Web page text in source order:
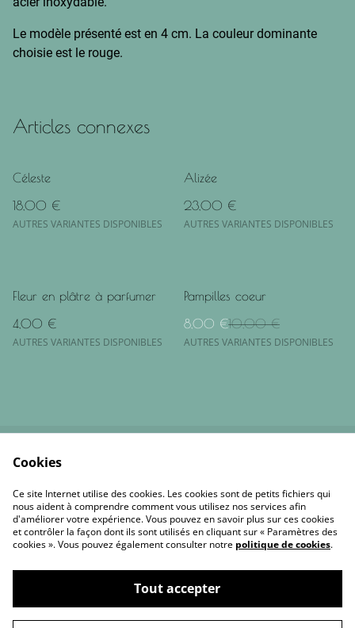
Le modèle présenté est en 4 cm. La couleur dominante
choisie est le rouge.
Articles connexes
Céleste
18,00 €
AUTRES VARIANTES DISPONIBLES
Alizée
23,00 €
AUTRES VARIANTES DISPONIBLES
Fleur en plâtre à parfumer
4,00 €
AUTRES VARIANTES DISPONIBLES
%
Pampilles coeur
8,00 €10,00 €
AUTRES VARIANTES DISPONIBLES
confidentialité
©2026Joan Home Création
Cookies
Ce site Internet utilise des cookies. Les cookies sont de petits fichiers qui
nous aident à comprendre comment vous utilisez nos services afin
d'améliorer votre expérience. Vous pouvez en savoir plus sur ces cookies
et contrôler la façon dont ils sont utilisés en cliquant sur « Paramètres des
cookies ». Vous pouvez également consulter notre politique de cookies.
Tout accepter